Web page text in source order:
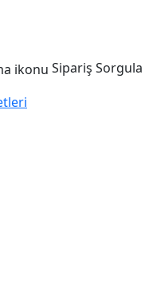
Sipariş Sorgula